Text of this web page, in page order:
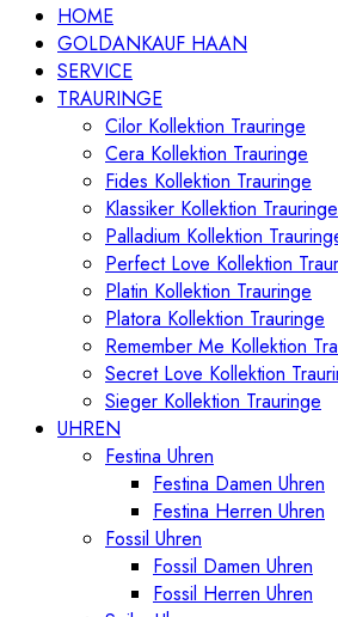
HOME
GOLDANKAUF HAAN
SERVICE
TRAURINGE
Cilor Kollektion Trauringe
Cera Kollektion Trauringe
Fides Kollektion Trauringe
Klassiker Kollektion Trauringe
Palladium Kollektion
Perfect Love Kollektion
Platin Kollektion Trauringe
Platora Kollektion Trauringe
Remember Me Kollektion
Secret Love Kollektion
Sieger Kollektion Trauringe
UHREN
Festina Uhren
Festina Damen Uhren
Festina Herren Uhren
Fossil Uhren
Fossil Damen Uhren
Fossil Herren Uhren